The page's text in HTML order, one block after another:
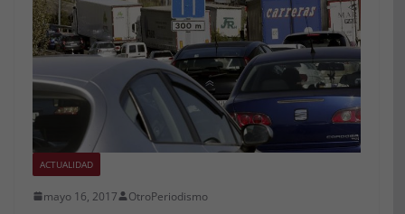
ACTUALIDAD
mayo 16, 2017 OtroPeriodismo